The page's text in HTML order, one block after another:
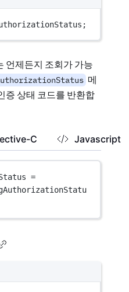
언제든지 조회가 가능
메
증 상태 코드를 반환합
C Javascript
=